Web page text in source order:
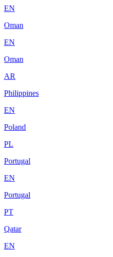
EN
Oman
EN
Oman
AR
Philippines
EN
Poland
PL
Portugal
EN
Portugal
PT
Qatar
EN